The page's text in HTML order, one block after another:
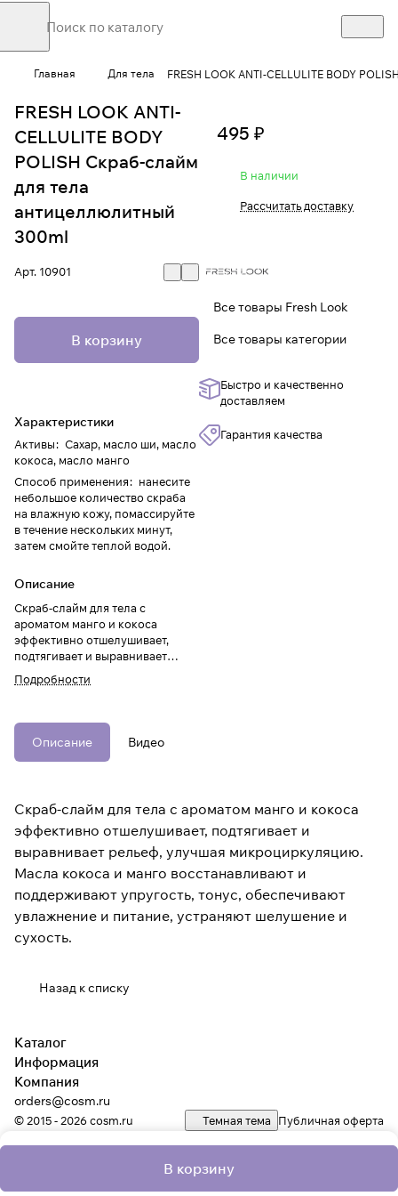
Главная Для тела FRESH LOOK ANTI-CELLULITE BODY
FRESH LOOK ANTI-
CELLULITE BODY
POLISH Скраб-слайм
для тела
антицеллюлитный
300ml
Арт. 10901
В корзину
Характеристики
Активы: Сахар, масло ши, масло
кокоса, масло манго
Способ применения: нанесите
небольшое количество скраба
на влажную кожу, помассируйте
в течение нескольких минут,
затем смойте теплой водой.
Описание
Скраб-слайм для тела с
ароматом манго и кокоса
эффективно отшелушивает,
подтягивает и выравнивает
микроциркуляцию. Масла
восстанавливают и
поддерживают упругость, тонус,
обеспечивают увлажнение и
Подробности
495 ₽
В наличии
Рассчитать доставку
Все товары Fresh Look
Все товары категории
Быстро и качественно
доставляем
Гарантия качества
Описание Видео
Скраб-слайм для тела с ароматом манго и кокоса
эффективно отшелушивает, подтягивает и
выравнивает рельеф, улучшая микроциркуляцию.
Масла кокоса и манго восстанавливают и
поддерживают упругость, тонус, обеспечивают
увлажнение и питание, устраняют шелушение и
сухость.
Назад к списку
В корзину
Каталог
Информация
Компания
orders@cosm.ru
© 2015 - 2026 cosm.ru Темная тема Публичная оферта